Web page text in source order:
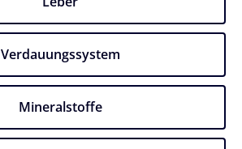
Verdauungssystem
Mineralstoffe